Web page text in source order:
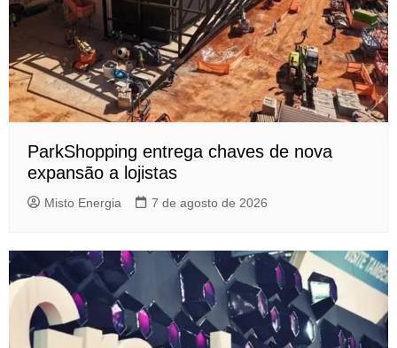
ParkShopping entrega chaves de nova
expansão a lojistas
Misto Energia 7 de agosto de 2026